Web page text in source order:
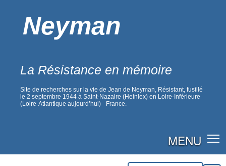
Neyman
La Résistance en mémoire
Site de recherches sur la vie de Jean de Neyman, Résistant, fusillé
le 2 septembre 1944 à Saint-Nazaire (Heinlex) en Loire-Inférieure
(Loire-Atlantique aujourd’hui) - France.
MENU